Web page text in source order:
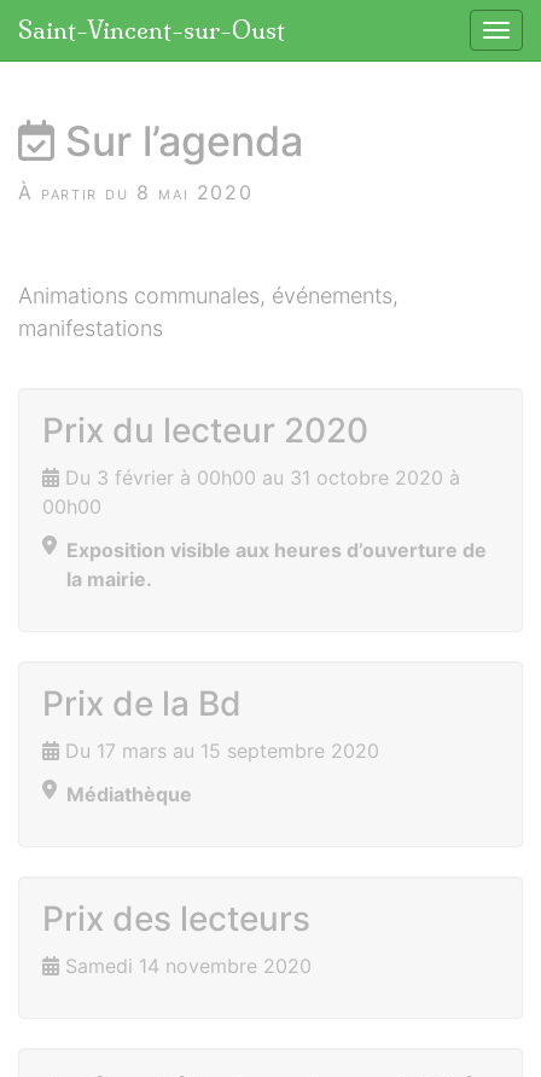
Saint-Vincent-sur-Oust
Sur l’agenda
À partir du 8 mai 2020
Animations communales, événements,
manifestations
Prix du lecteur 2020
Du 3 février à 00h00 au 31 octobre 2020 à
00h00
Exposition visible aux heures d’ouverture de
la mairie.
Prix de la Bd
Du 17 mars au 15 septembre 2020
Médiathèque
Prix des lecteurs
Samedi 14 novembre 2020
Panneau de gestion des cookies